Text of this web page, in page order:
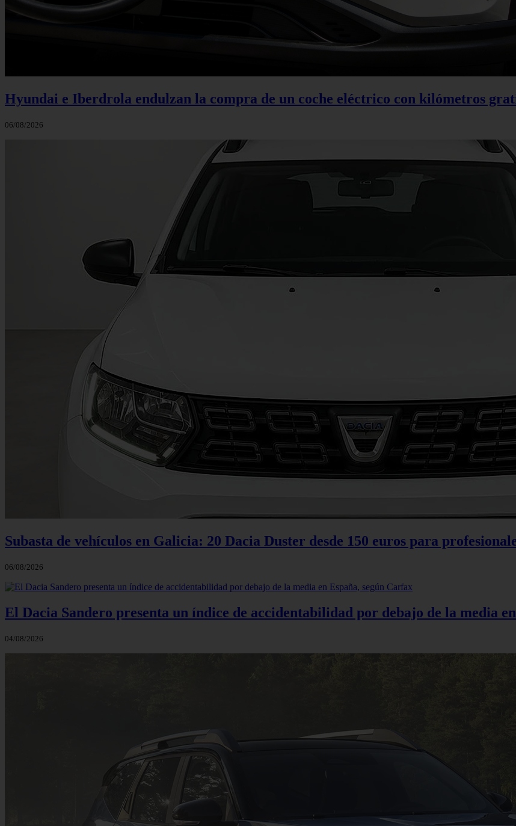
Hyundai e Iberdrola endulzan la compra de un coche eléctrico con kilómetros
06/08/2026
Subasta de vehículos en Galicia: 20 Dacia Duster desde 150 euros para
06/08/2026
El Dacia Sandero presenta un índice de accidentabilidad por debajo de la media
04/08/2026